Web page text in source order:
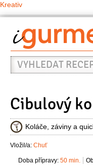
Kreativ
Vyhledat
recept
Cibulový
Koláče, záviny a
Vložil/a: Chuť
Doba přípravy: 50 min.